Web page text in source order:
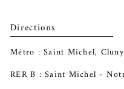
Directions
Métro : Saint Michel,
RER B : Saint Michel -